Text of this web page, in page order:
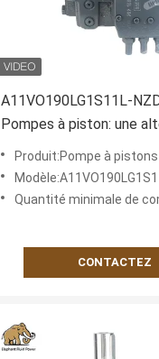
A11VO190LG1S11L-
Pompes à piston: une
domestique fiable pour
systèmes hydrauliques
performances
Produit:Pompe à pistons
Quantité minimale de
CONTACTEZ